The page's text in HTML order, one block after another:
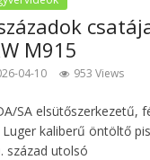
M915
04-10 953 Views
SA elsütőszerkezetű,
kaliberű öntöltő
század utolsó